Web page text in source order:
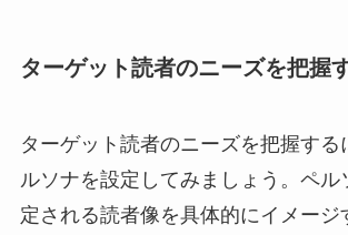
ターゲット読者のニーズを把握
ターゲット読者のニーズを把握する
ルソナを設定してみましょう。ペル
定される読者像を具体的にイメージ